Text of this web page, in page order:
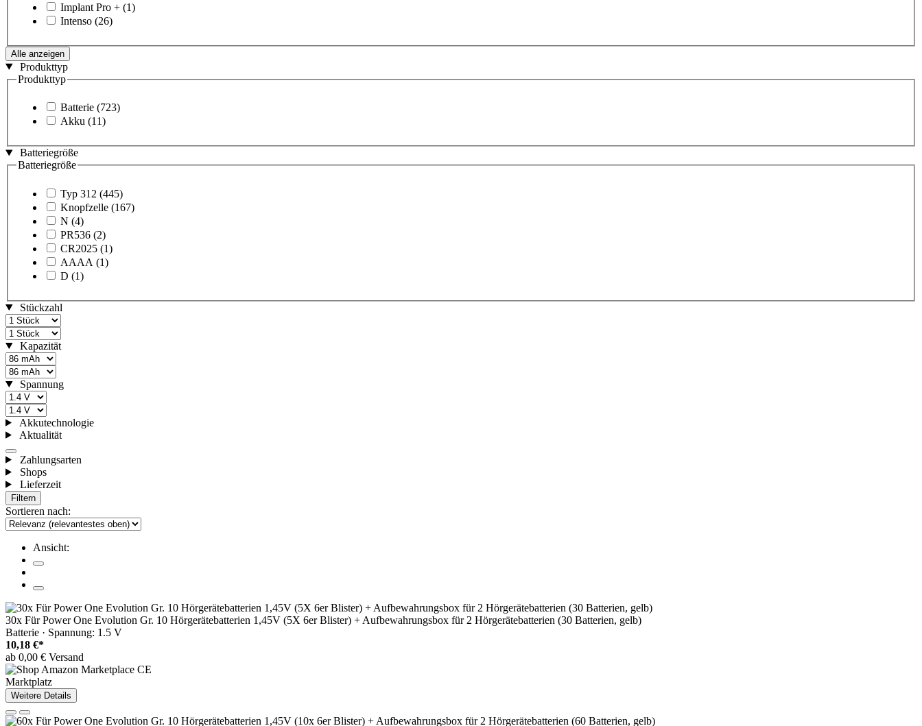
Implant Pro + (1)
Intenso (26)
Alle anzeigen
Produkttyp
Produkttyp
Batterie (723)
Akku (11)
Batteriegröße
Batteriegröße
Typ 312 (445)
Knopfzelle (167)
N (4)
PR536 (2)
CR2025 (1)
AAAA (1)
D (1)
Stückzahl
Kapazität
Spannung
Akkutechnologie
Aktualität
Zahlungsarten
Shops
Lieferzeit
Filtern
Sortieren nach:
Ansicht:
30x Für Power One Evolution Gr. 10 Hörgerätebatterien 1,45V (5X 6er Blister) + Aufbewahrungsbox für 2 Hörgerätebatterien (30 Batterien, gelb)
Batterie · Spannung: 1.5 V
10,18 €*
ab 0,00 € Versand
Marktplatz
Weitere Details